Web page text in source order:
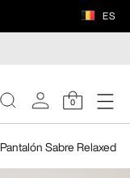
ES
0
Pantalón Sabre Relaxed